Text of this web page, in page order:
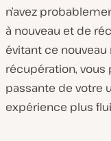
n’avez
à nouveau et de
évitant ce
récupération, vous
passante de votre
expérience plus